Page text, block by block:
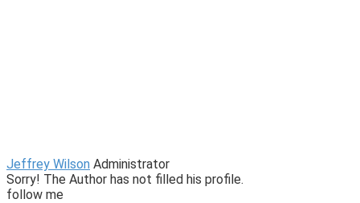
Jeffrey Wilson Administrator
Sorry! The Author has not filled his profile.
follow me